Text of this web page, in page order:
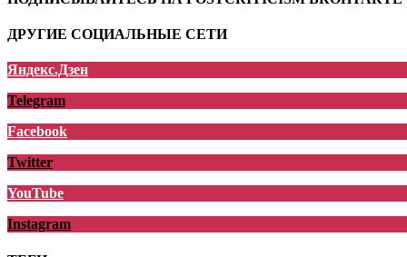
ДРУГИЕ СОЦИАЛЬНЫЕ СЕТИ
Яндекс.Дзен
Telegram
Facebook
Twitter
YouTube
Instagram